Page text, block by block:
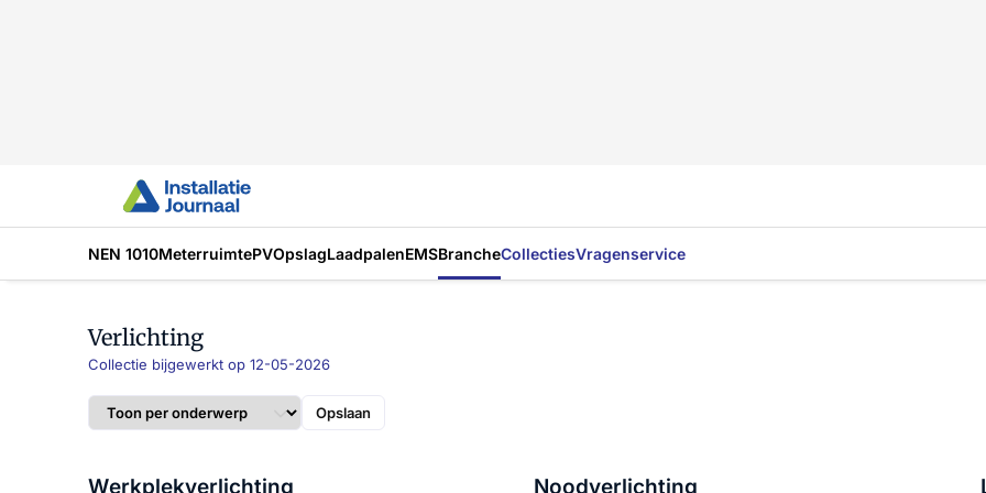
NEN 1010MeterruimtePVOpslagLaadpalenEMSBrancheCollectiesVragenservice
Verlichting
Collectie bijgewerkt op 12-05-2026
Opslaan
Werkplekverlichting Noodverlichting